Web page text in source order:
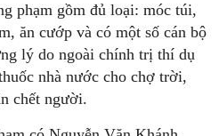
phạm gồm đủ loại: móc túi,
ăn cướp và có một số cán bộ
lý do ngoài chính trị thí dụ
nhà nước cho chợ trời,
chết người.